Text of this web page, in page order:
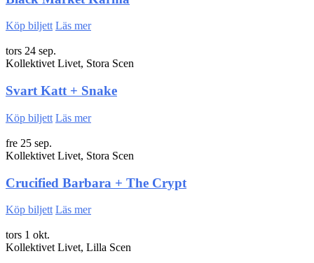
Köp biljett Läs mer
tors 24 sep.
Kollektivet Livet, Stora Scen
Svart Katt + Snake
Köp biljett Läs mer
fre 25 sep.
Kollektivet Livet, Stora Scen
Crucified Barbara + The Crypt
Köp biljett Läs mer
tors 1 okt.
Kollektivet Livet, Lilla Scen